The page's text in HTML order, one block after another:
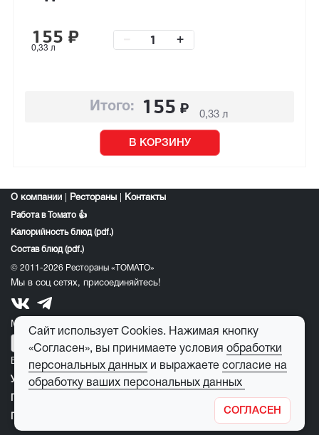
155 ₽
0,33 л
+
Итого: 155 ₽ 0,33 л
В КОРЗИНУ
О компании Рестораны Контакты
Работа в Томато 👍
Калорийность блюд (pdf.)
Состав блюд (pdf.)
© 2011-2026 Рестораны «ТОМАТО»
Мы в соц сетях, присоединяйтесь!
Мобильное приложение томато:
E-mail для обратной связи: feedback@tomato-pizza.ru
Условия обработки персональных данных
Сайт использует Cookies. Нажимая кнопку
«Согласен», вы принимаете условия обработки
персональных данных и выражаете согласие на
обработку ваших персональных данных
СОГЛАСЕН